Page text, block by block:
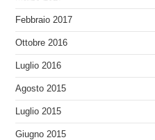
Febbraio 2017
Ottobre 2016
Luglio 2016
Agosto 2015
Luglio 2015
Giugno 2015